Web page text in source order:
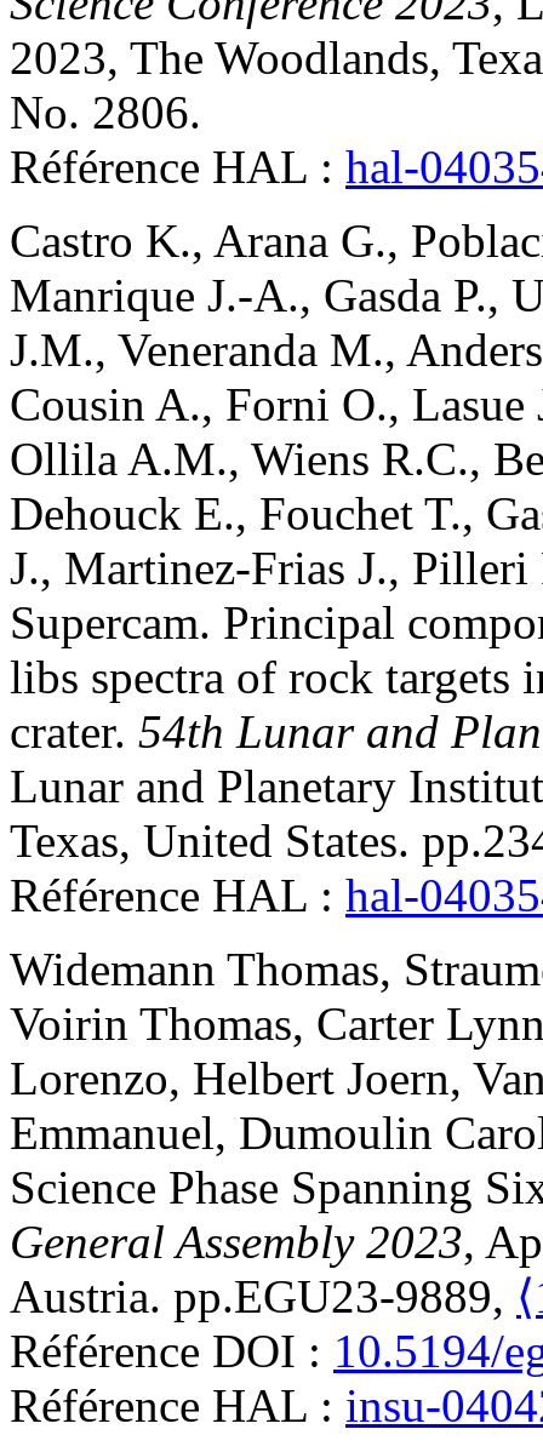
2023, The Woodlands,
No. 2806.
Référence HAL : hal-
Castro K., Arana G.,
Manrique J.-A., Gasda P.,
J.M., Veneranda M.,
Cousin A., Forni O., Lasue
Ollila A.M., Wiens R.C.,
Dehouck E., Fouchet T.,
J., Martinez-Frias J., Pilleri
Supercam. Principal
libs spectra of rock targets
crater. 54th Lunar and
Lunar and Planetary
Texas, United States.
Référence HAL : hal-
Widemann Thomas,
Voirin Thomas, Carter
Lorenzo, Helbert Joern,
Emmanuel, Dumoulin
Science Phase Spanning
General Assembly 2023,
Austria. pp.EGU23-9889,
Référence DOI : 10.5194/
Référence HAL : insu-